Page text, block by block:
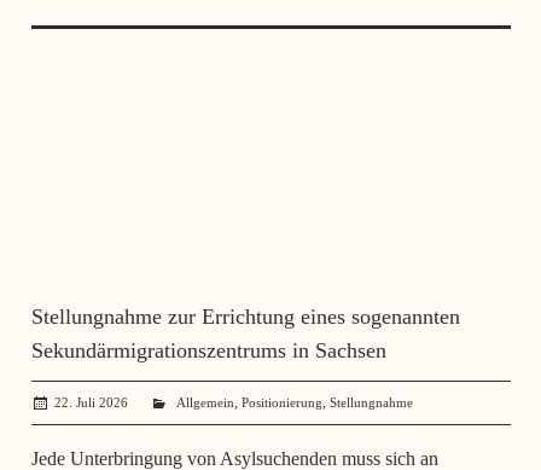
Stellungnahme zur Errichtung eines sogenannten
Sekundärmigrationszentrums in Sachsen
22. Juli 2026 SerhiiSvynarets
Allgemein, Positionierung, Stellungnahme
Jede Unterbringung von Asylsuchenden muss sich an